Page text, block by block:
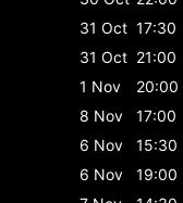
31 Oct 17:30
31 Oct 21:00
1 Nov
20:00
8 Nov
17:00
6 Nov
15:30
6 Nov
19:00